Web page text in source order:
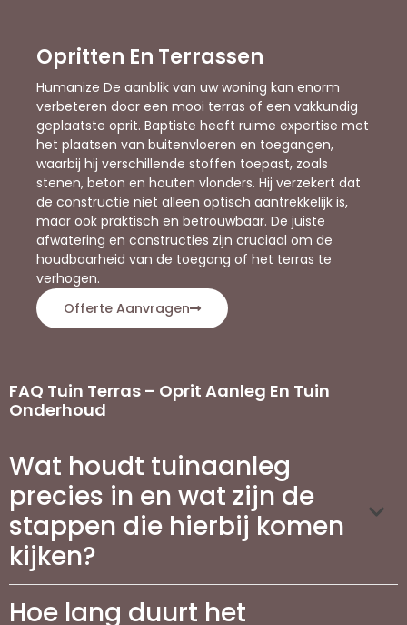
Opritten En Terrassen
Humanize De aanblik van uw woning kan enorm
verbeteren door een mooi terras of een vakkundig
geplaatste oprit. Baptiste heeft ruime expertise met
het plaatsen van buitenvloeren en toegangen,
waarbij hij verschillende stoffen toepast, zoals
stenen, beton en houten vlonders. Hij verzekert dat
de constructie niet alleen optisch aantrekkelijk is,
maar ook praktisch en betrouwbaar. De juiste
afwatering en constructies zijn cruciaal om de
houdbaarheid van de toegang of het terras te
verhogen.
Offerte Aanvragen
FAQ Tuin Terras – Oprit Aanleg En Tuin
Onderhoud
Wat houdt tuinaanleg
precies in en wat zijn de
stappen die hierbij komen
kijken?
Hoe lang duurt het